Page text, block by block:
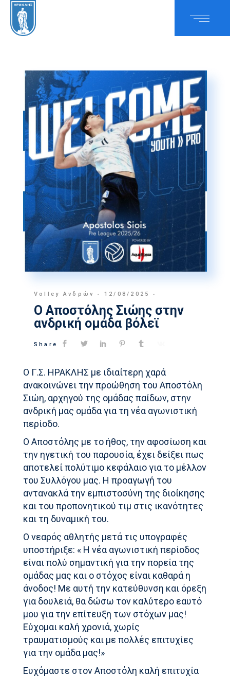
Volley Ανδρών 12/08/2025
Ο Αποστόλης Σιώης στην
ανδρική ομάδα βόλεϊ
Share
Ο Γ.Σ. ΗΡΑΚΛΗΣ με ιδιαίτερη χαρά
ανακοινώνει την προώθηση του Αποστόλη
Σιώη, αρχηγού της ομάδας παίδων, στην
ανδρική μας ομάδα για τη νέα αγωνιστική
περίοδο.
Ο Αποστόλης με το ήθος, την αφοσίωση και
την ηγετική του παρουσία, έχει δείξει πως
αποτελεί πολύτιμο κεφάλαιο για το μέλλον
του Συλλόγου μας. Η προαγωγή του
αντανακλά την εμπιστοσύνη της διοίκησης
και του προπονητικού τιμ στις ικανότητες
και τη δυναμική του.
Ο νεαρός αθλητής μετά τις υπογραφές
υποστήριξε: « Η νέα αγωνιστική περίοδος
είναι πολύ σημαντική για την πορεία της
ομάδας μας και ο στόχος είναι καθαρά η
άνοδος! Με αυτή την κατεύθυνση και όρεξη
για δουλειά, θα δώσω τον καλύτερο εαυτό
μου για την επίτευξη των στόχων μας!
Εύχομαι καλή χρονιά, χωρίς
τραυματισμούς και με πολλές επιτυχίες
για την ομάδα μας!»
Ευχόμαστε στον Αποστόλη καλή επιτυχία